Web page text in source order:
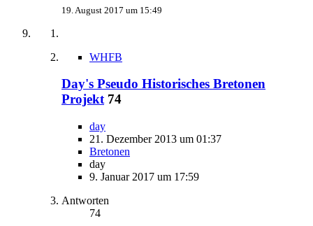
19. August 2017 um 15:49
WHFB
Day's Pseudo Historisches Bretonen
Projekt 74
day
21. Dezember 2013 um 01:37
Bretonen
day
9. Januar 2017 um 17:59
Antworten
74